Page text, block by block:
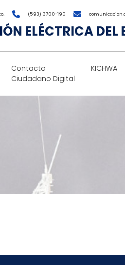
(593) 3700-190
ELÉCTRICA DEL
Contacto
Ciudadano Digital
KICHWA